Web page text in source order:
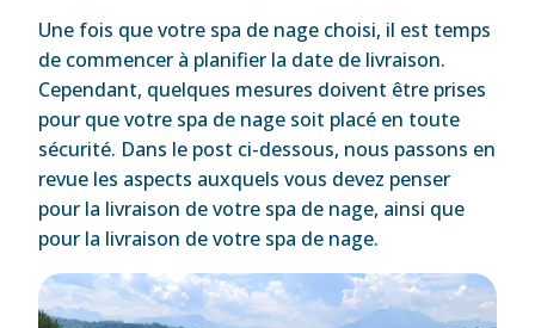
Une fois que votre spa de nage choisi, il est temps
de commencer à planifier la date de livraison.
Cependant, quelques mesures doivent être prises
pour que votre spa de nage soit placé en toute
sécurité. Dans le post ci-dessous, nous passons en
revue les aspects auxquels vous devez penser
pour la livraison de votre spa de nage, ainsi que
pour la livraison de votre spa de nage.